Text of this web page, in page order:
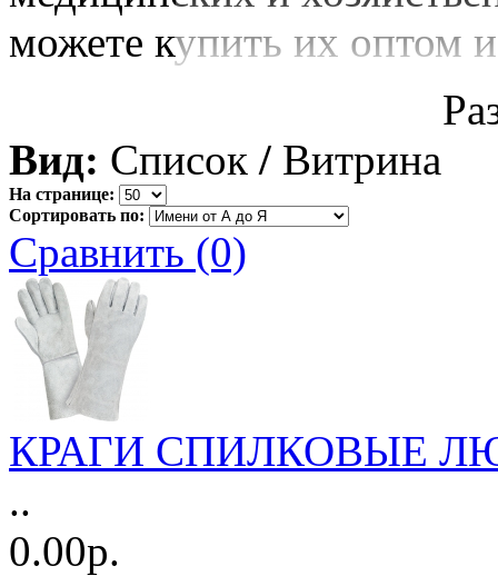
можете купить их оптом
Вид: Список / Витрина
На странице:
Сортировать по:
Сравнить (0)
КРАГИ СПИЛКОВЫЕ
..
0.00р.